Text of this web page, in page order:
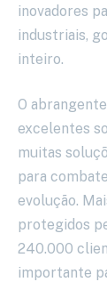
inovadores
industriais,
inteiro.
O
excelentes
muitas
para
evolução.
protegidos
240.000
importante